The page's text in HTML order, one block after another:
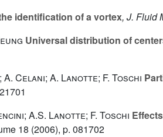
identification of a vortex, J. Fluid
Universal distribution of
Celani; A. Lanotte; F. Toschi
A.S. Lanotte; F. Toschi
18 (2006), p. 081702